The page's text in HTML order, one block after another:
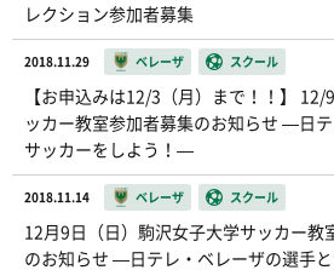
レクション参加者募集
2018.11.29 ベレーザ スクール
【お申込みは12/3（月）まで！！】
ッカー教室参加者募集のお知らせ ―日
サッカーをしよう！―
2018.11.14 ベレーザ スクール
12月9日（日）駒沢女子大学サッカー教
のお知らせ ―日テレ・ベレーザの選手